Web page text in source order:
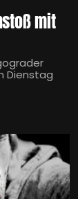
mit
Dienstag